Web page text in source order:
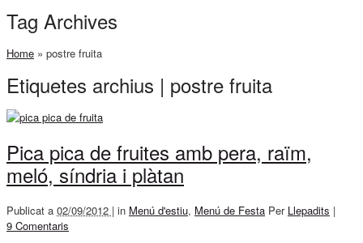
Tag Archives
Home » postre fruita
Etiquetes archius | postre fruita
Pica pica de fruites amb pera, raïm,
meló, síndria i plàtan
Publicat a 02/09/2012 | in Menú d'estiu, Menú de Festa Per Llepadits |
9 Comentaris